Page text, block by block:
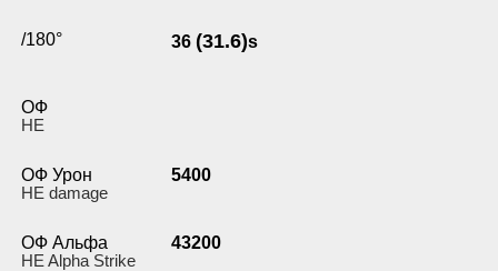
/180° 36 (31.6)s
ОФ
HE
ОФ Урон
HE damage
5400
ОФ Альфа
HE Alpha Strike
43200